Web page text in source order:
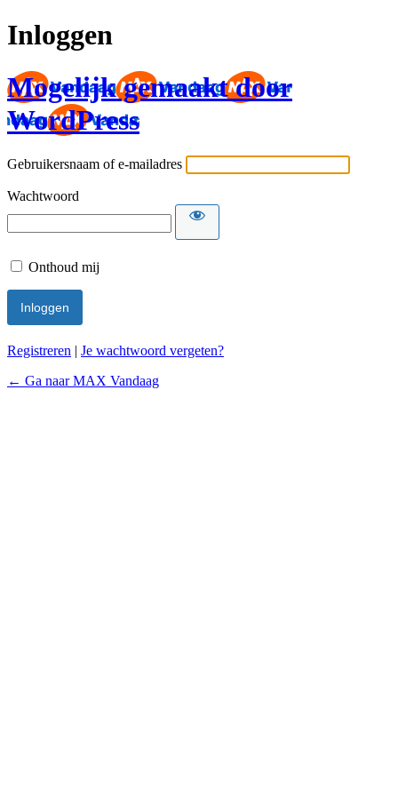
Inloggen
Mogelijk gemaakt door
WordPress
Gebruikersnaam of e-mailadres
Wachtwoord
Onthoud mij
Registreren | Je wachtwoord vergeten?
← Ga naar MAX Vandaag